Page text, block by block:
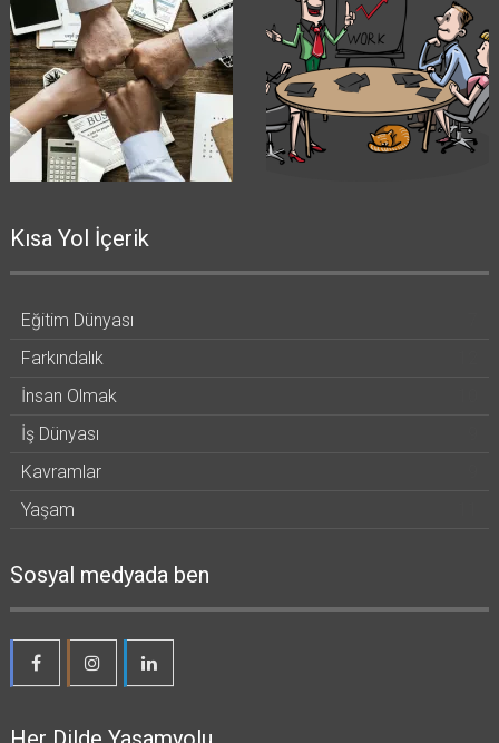
Kısa Yol İçerik
Eğitim Dünyası
Farkındalık
İnsan Olmak
İş Dünyası
Kavramlar
Yaşam
Sosyal medyada ben